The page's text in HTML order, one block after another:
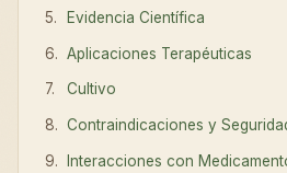
Evidencia Científica
Aplicaciones Terapéuticas
Cultivo
Contraindicaciones y
Interacciones con